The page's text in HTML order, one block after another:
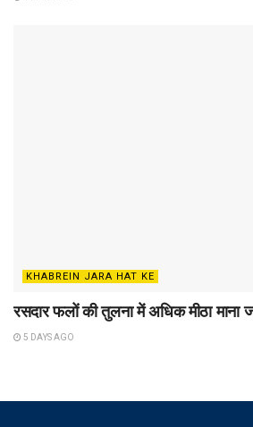
KHABREIN JARA HAT KE
रसदार फलों की तुलना में अधिक मीठा माना
5 DAYS AGO